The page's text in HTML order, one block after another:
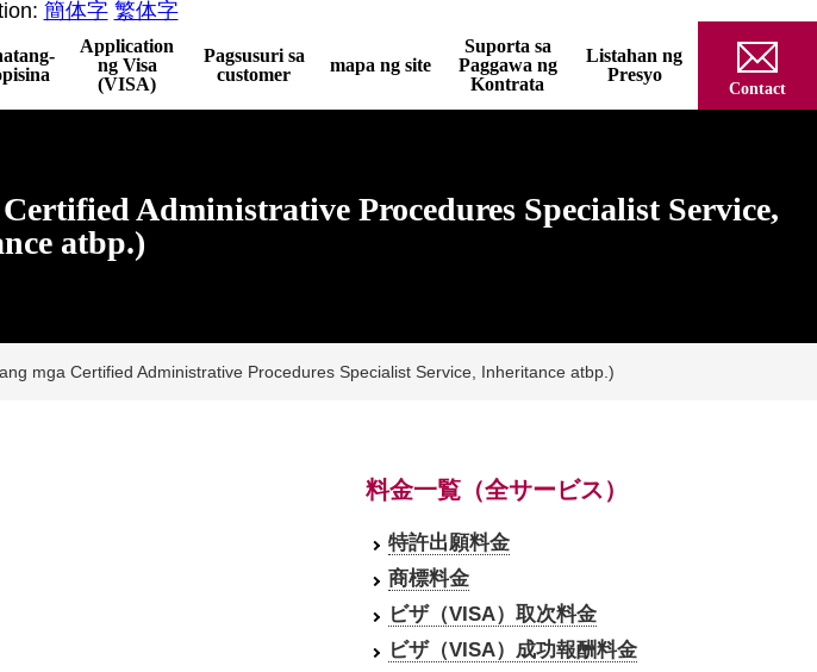
簡体字 繁体字
Application
ng Visa
(VISA)
Pagsusuri sa
customer
mapa ng site
Suporta sa
Paggawa ng
Kontrata
Listahan ng
Presyo
Contact
Administrative Procedures Specialist Service,
atbp.)
mga Certified Administrative Procedures Specialist Service, Inheritance atbp.)
料金一覧（全サービス）
特許出願料金
商標料金
ビザ（VISA）取次料金
ビザ（VISA）成功報酬料金